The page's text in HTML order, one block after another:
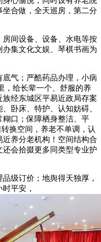
合做，全天巡房，第二分
间设备、设备、水电等按
集文化文娱、琴棋书画为
气；严酷药品办理，小病
，给长辈一个、舒服的养
经东城区平易近政局存案
卧床、特护、认知妨碍、
口；保障栖身整洁、平
换空间，养老不单调，认
养分老机构！空间结构合
会拾掇更多同类型专业护
级订价；地舆得天独厚，
平安，